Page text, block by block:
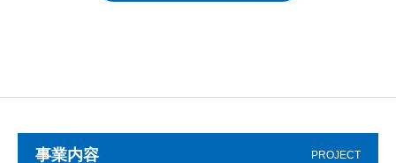
事業内容 PROJECT